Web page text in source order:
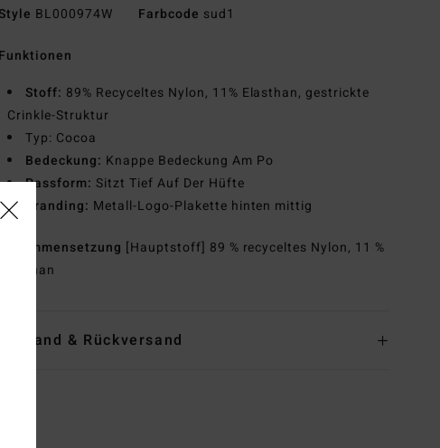
BL000974W Farbcode sud1
Funktionen
Stoff: 89% Recyceltes Nylon, 11% Elasthan, gestrickte
Crinkle-Struktur
Typ: Cocoa
Bedeckung: Knappe Bedeckung Am Po
Passform: Sitzt Tief Auf Der Hüfte
Branding: Metall-Logo-Plakette hinten mittig
Zusammensetzung [Hauptstoff] 89 % recyceltes Nylon, 11 %
Elasthan
Versand & Rückversand